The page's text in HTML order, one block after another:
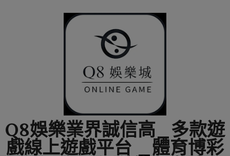
Q8娛樂業界誠信高_多款遊
戲線上遊戲平台 _體育博彩